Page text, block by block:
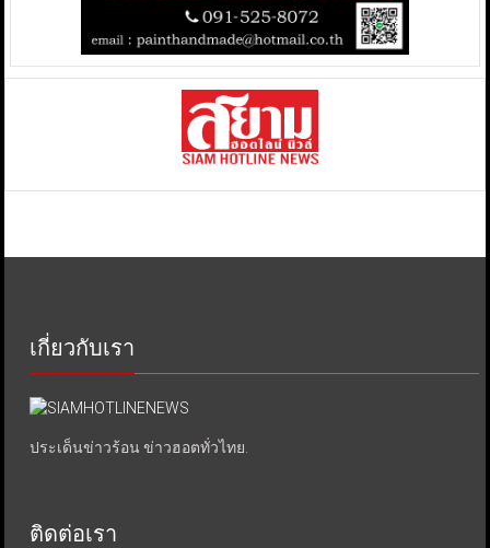
เกี่ยวกับเรา
ประเด็นข่าวร้อน ข่าวฮอตทั่วไทย.
ติดต่อเรา